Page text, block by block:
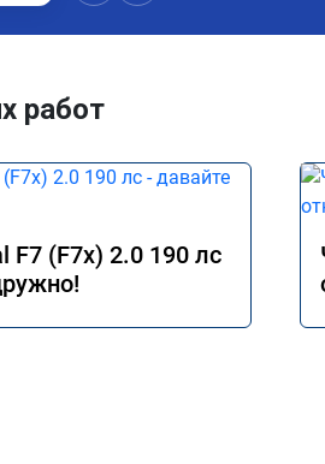
работ
F7 (F7x) 2.0 190 лс